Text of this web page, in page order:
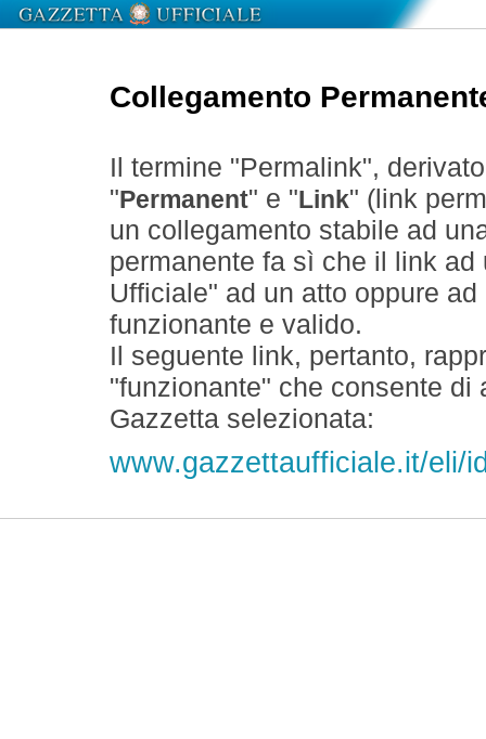
Collegamento
Il termine "Permalink",
" Permanent" e " Link" (link
un collegamento stabile ad
permanente fa sì che il link
Ufficiale" ad un atto oppure
funzionante e valido.
Il seguente link, pertanto,
"funzionante" che consente
Gazzetta selezionata:
www.gazzettaufficiale.it/eli/